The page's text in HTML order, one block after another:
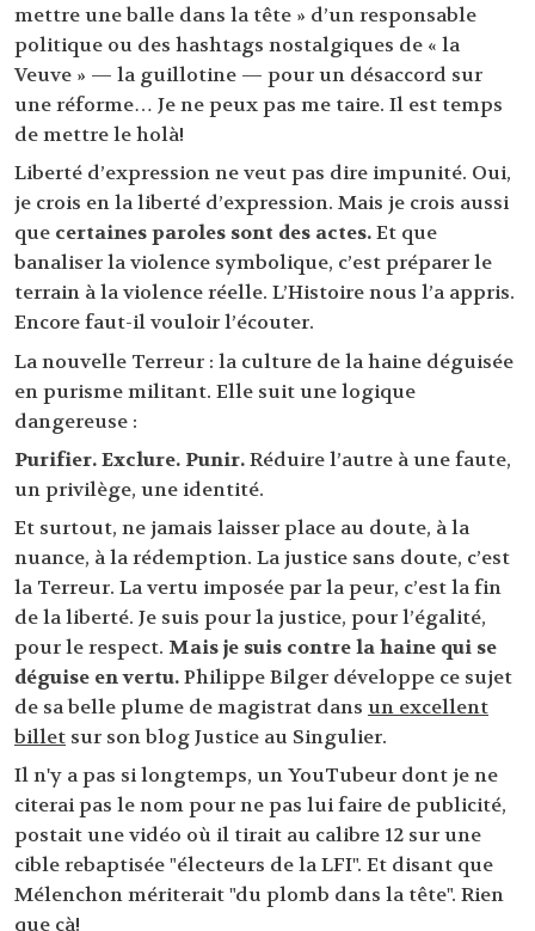
mettre une balle dans la tête » d’un responsable
politique ou des hashtags nostalgiques de « la
Veuve » — la guillotine — pour un désaccord sur
une réforme… Je ne peux pas me taire. Il est temps
de mettre le holà!
Liberté d’expression ne veut pas dire impunité. Oui,
je crois en la liberté d’expression. Mais je crois aussi
que certaines paroles sont des actes.Et que
banaliser la violence symbolique, c’est préparer le
terrain à la violence réelle. L’Histoire nous l’a appris.
Encore faut-il vouloir l’écouter.
La nouvelle Terreur : la culture de la haine déguisée
en purisme militant. Elle suit une logique
dangereuse :
Purifier. Exclure. Punir.Réduire l’autre à une faute,
un privilège, une identité.
Et surtout, ne jamais laisser place au doute, à la
nuance, à la rédemption. La justice sans doute, c’est
la Terreur. La vertu imposée par la peur, c’est la fin
de la liberté. Je suis pour la justice, pour l’égalité,
pour le respect. Mais je suis contre la haine qui se
déguise en vertu.Philippe Bilger développe ce sujet
de sa belle plume de magistrat dans un excellent
billet sur son blog Justice au Singulier.
Il n'y a pas si longtemps, un YouTubeur dont je ne
citerai pas le nom pour ne pas lui faire de publicité,
postait une vidéo où il tirait au calibre 12 sur une
cible rebaptisée "électeurs de la LFI". Et disant que
Mélenchon mériterait "du plomb dans la tête". Rien
que çà!